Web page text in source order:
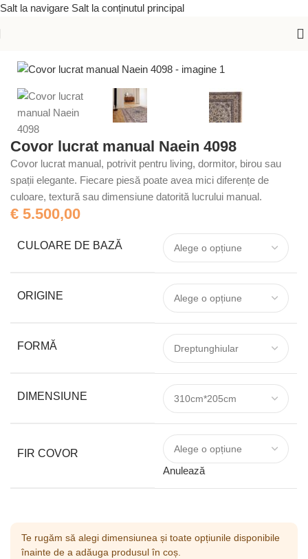
Salt la navigare Salt la conținutul principal
Covor lucrat manual Naein 4098
Covor lucrat manual, potrivit pentru living, dormitor, birou sau
spații elegante. Fiecare piesă poate avea mici diferențe de
culoare, textură sau dimensiune datorită lucrului manual.
€ 5.500,00
CULOARE DE BAZĂ
ORIGINE
FORMĂ
DIMENSIUNE
FIR COVOR
Anulează
Te rugăm să alegi dimensiunea și toate opțiunile disponibile
înainte de a adăuga produsul în coș.